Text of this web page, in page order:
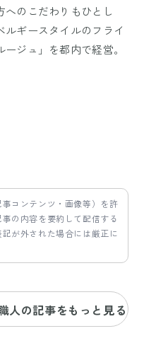
へのこだわりもひとし
ギースタイルのフライ
ジュ」を都内で経営。
コンテンツ・画像等）を許
の内容を要約して配信する
が外された場合には厳正に
人の記事をもっと見る